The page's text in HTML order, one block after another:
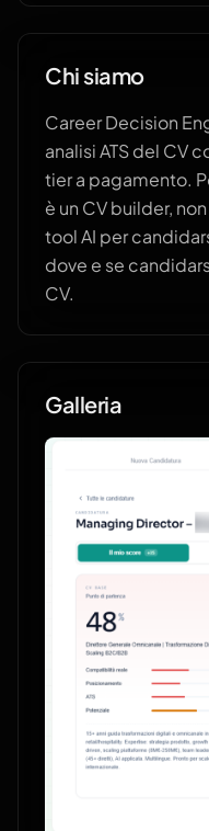
Chi siamo
Career Decision
analisi ATS del CV
tier a pagamento.
è un CV builder,
tool AI per
dove e se
CV.
Galleria